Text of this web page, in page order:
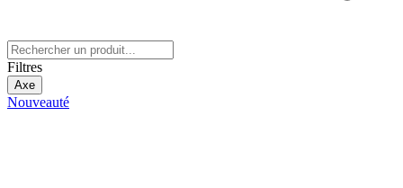
Filtres
Axe
Nouveauté